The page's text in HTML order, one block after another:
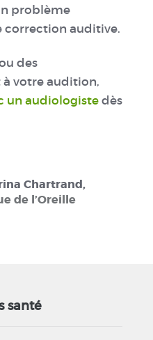
problème
correction auditive.
des
votre audition,
un audiologistedès
Chartrand,
de l’Oreille
santé